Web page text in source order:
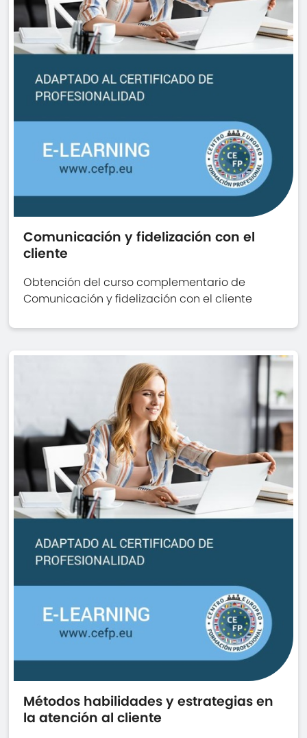
Comunicación y fidelización con el
cliente
Obtención del curso complementario de
Comunicación y fidelización con el cliente
Métodos habilidades y estrategias en
la atención al cliente